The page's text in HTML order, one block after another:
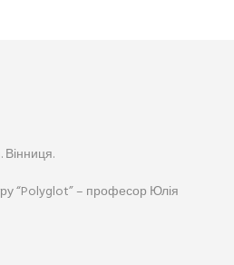
“Polyglot” – професор Юлія